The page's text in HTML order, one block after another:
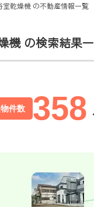
乾燥機 の不動産情報一覧
機 の検索結果
件数 358